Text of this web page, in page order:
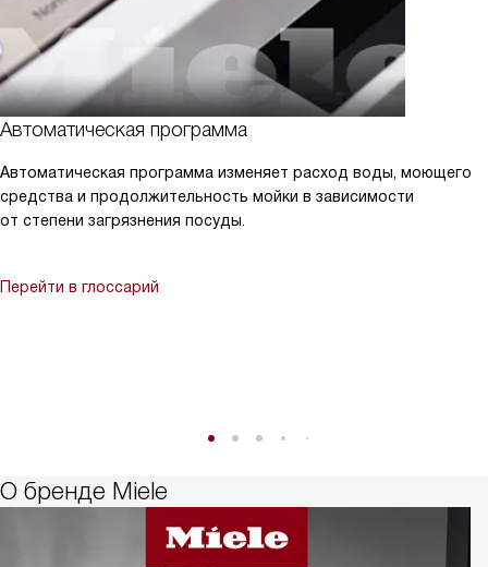
Автоматическая программа
Автоматическая программа изменяет расход воды, моющего
средства и продолжительность мойки в зависимости
от степени загрязнения посуды.
Перейти в глоссарий
О бренде Miele